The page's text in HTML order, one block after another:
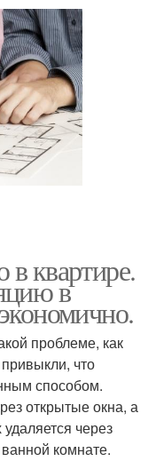
квартире.
в
проблеме, как
что
способом.
открытые окна, а
через
комнате.